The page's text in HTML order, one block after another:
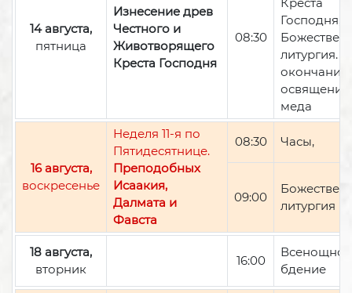
14 августа,
пятница
Изнесение древ
Честного и
Животворящего
Креста Господня
08:30
Креста
Господня,
литургия.
окончании
освящение
меда
16 августа,
воскресенье
Неделя 11-я по
Пятидесятнице.
Преподобных
Исаакия,
Далмата и
Фавста
08:30 Часы,
09:00
литургия
18 августа,
вторник
16:00
Всенощное
бдение